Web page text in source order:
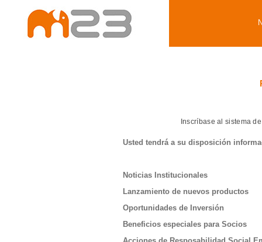
Inscríbase al sistema
Usted tendrá a su disposición
Noticias Institucionales
Lanzamiento de nuevos productos
Oportunidades de Inversión
Beneficios especiales para Socios